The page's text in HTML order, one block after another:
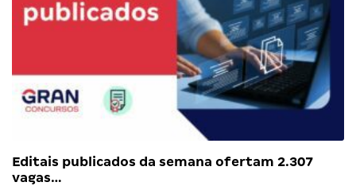
Editais publicados da semana ofertam 2.307
vagas…